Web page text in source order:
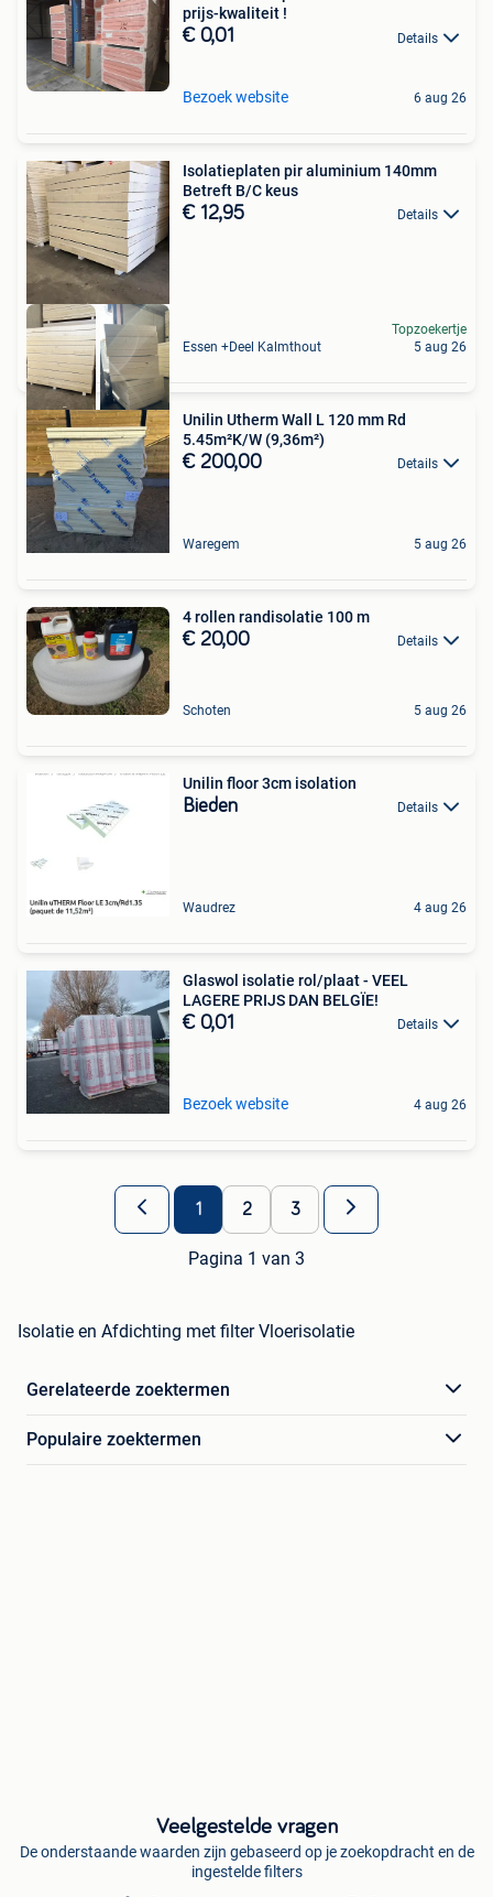
prijs-kwaliteit !
€ 0,01 Details
Bezoek website 6 aug 26
Isolatieplaten pir aluminium 140mm
Betreft B/C keus
€ 12,95 Details
Essen +Deel Kalmthout
Topzoekertje
5 aug 26
Unilin Utherm Wall L 120 mm Rd
5.45m²K/W (9,36m²)
€ 200,00 Details
Waregem 5 aug 26
4 rollen randisolatie 100 m
€ 20,00 Details
Schoten 5 aug 26
Unilin floor 3cm isolation
Bieden Details
Waudrez 4 aug 26
Glaswol isolatie rol/plaat - VEEL
LAGERE PRIJS DAN BELGÏE!
€ 0,01 Details
Bezoek website 4 aug 26
1 2 3
Pagina 1 van 3
Isolatie en Afdichting met filter Vloerisolatie
Gerelateerde zoektermen
Populaire zoektermen
Veelgestelde vragen
De onderstaande waarden zijn gebaseerd op je zoekopdracht en de
ingestelde filters